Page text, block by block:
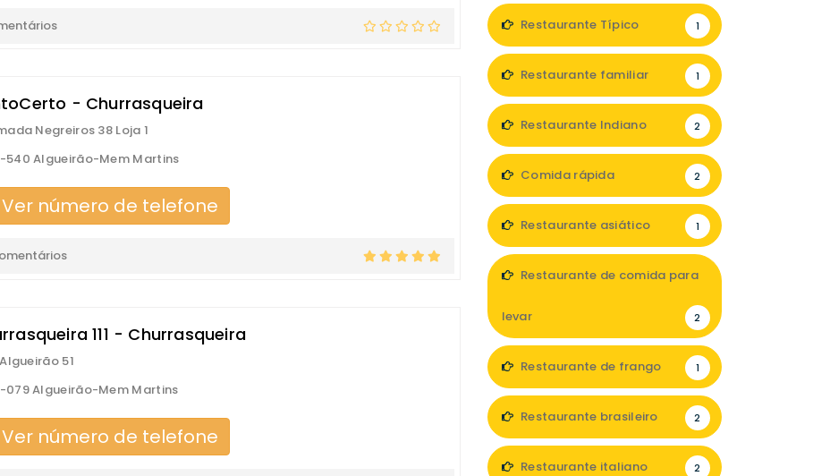
- Churrasqueira
Negreiros 38 Loja 1
540 Algueirão-Mem Martins
Ver número de telefone
111 - Churrasqueira
51
079 Algueirão-Mem Martins
Ver número de telefone
Restaurante Típico 1
Restaurante familiar 1
Restaurante Indiano 2
Comida rápida 2
Restaurante asiático 1
Restaurante de comida para
levar 2
Restaurante de frango 1
Restaurante brasileiro 2
Restaurante italiano 2